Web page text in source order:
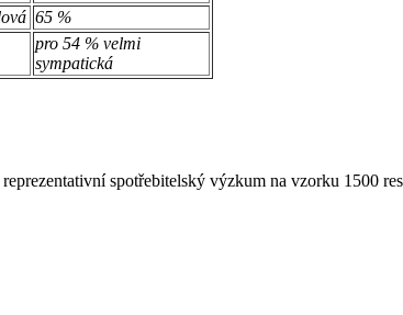
65 %
pro 54 % velmi
sympatická
reprezentativní spotřebitelský výzkum na vzorku 1500